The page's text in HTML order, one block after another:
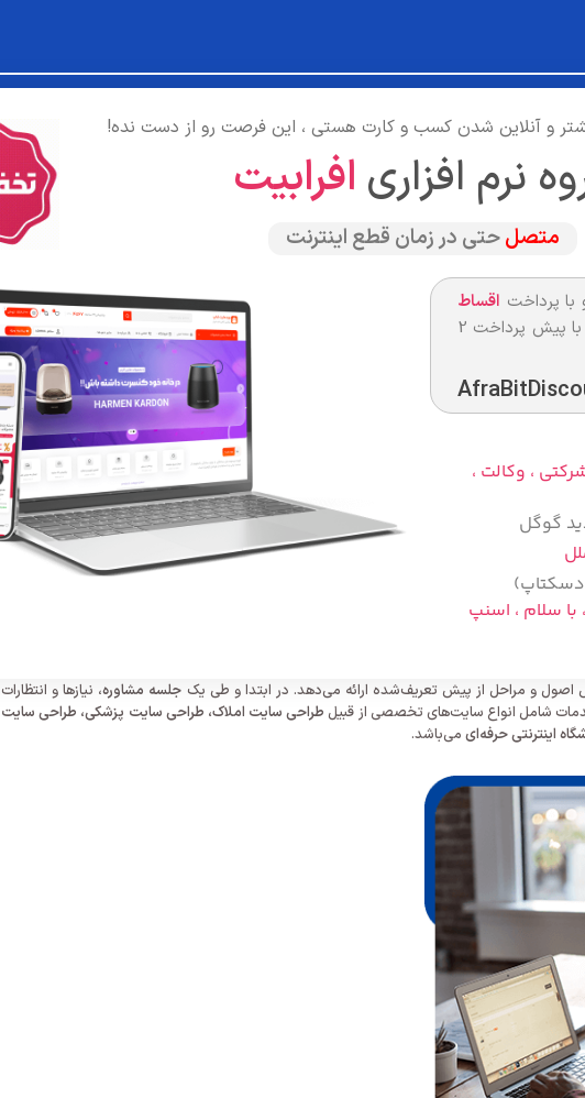
و آنلاین شدن کسب و کارت هستی ، این فرصت رو از دست نده!
نرم افزاری افرابیت
متصلحتی در زمان قطع اینترنت
پرداخت اقساط
با چک صیادی فقط و فقط با پیش پرداخت 2
، وکالت ،
گوگل
دسکتاپ)
، با سلام ، اسنپ
و مراحل از پیش تعریف‌شده ارائه می‌دهد. در ابتدا و طی یک جلسه مشاوره، نیازها و انتظارات
شامل انواع سایت‌های تخصصی از قبیل طراحی سایت املاک، طراحی سایت پزشکی، طراحی سایت
اینترنتی حرفه‌ای می‌باشد.